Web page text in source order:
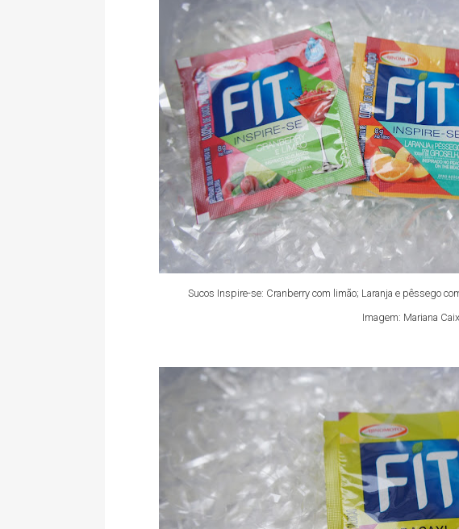
Sucos Inspire-se: Cranberry com limão; Laranja e pêssego
Imagem: Mariana